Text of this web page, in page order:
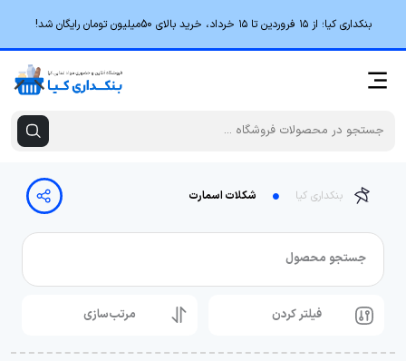
بنکداری کیا؛ از ۱۵ فروردین تا ۱۵ خرداد، خرید بالای 50میلیون تومان رایگان شد!
بنکداری کیا شکلات اسمارت
جستجو محصول
فیلتر کردن مرتب‌سازی